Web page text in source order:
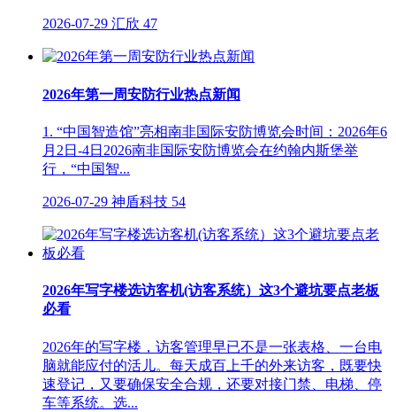
2026-07-29 汇欣 47
2026年第一周安防行业热点新闻
1. “中国智造馆”亮相南非国际安防博览会时间：2026年6
月2日-4日2026南非国际安防博览会在约翰内斯堡举
行，“中国智...
2026-07-29 神盾科技 54
2026年写字楼选访客机(访客系统）这3个避坑要点老板
必看
2026年的写字楼，访客管理早已不是一张表格、一台电
脑就能应付的活儿。每天成百上千的外来访客，既要快
速登记，又要确保安全合规，还要对接门禁、电梯、停
车等系统。选...